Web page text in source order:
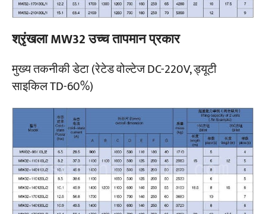
श्रृंखला MW32 उच्च तापमान प्रकार
मुख्य तकनीकी डेटा (रेटेड वोल्टेज DC-220V, ड्यूटी
साइकिल TD-60%)